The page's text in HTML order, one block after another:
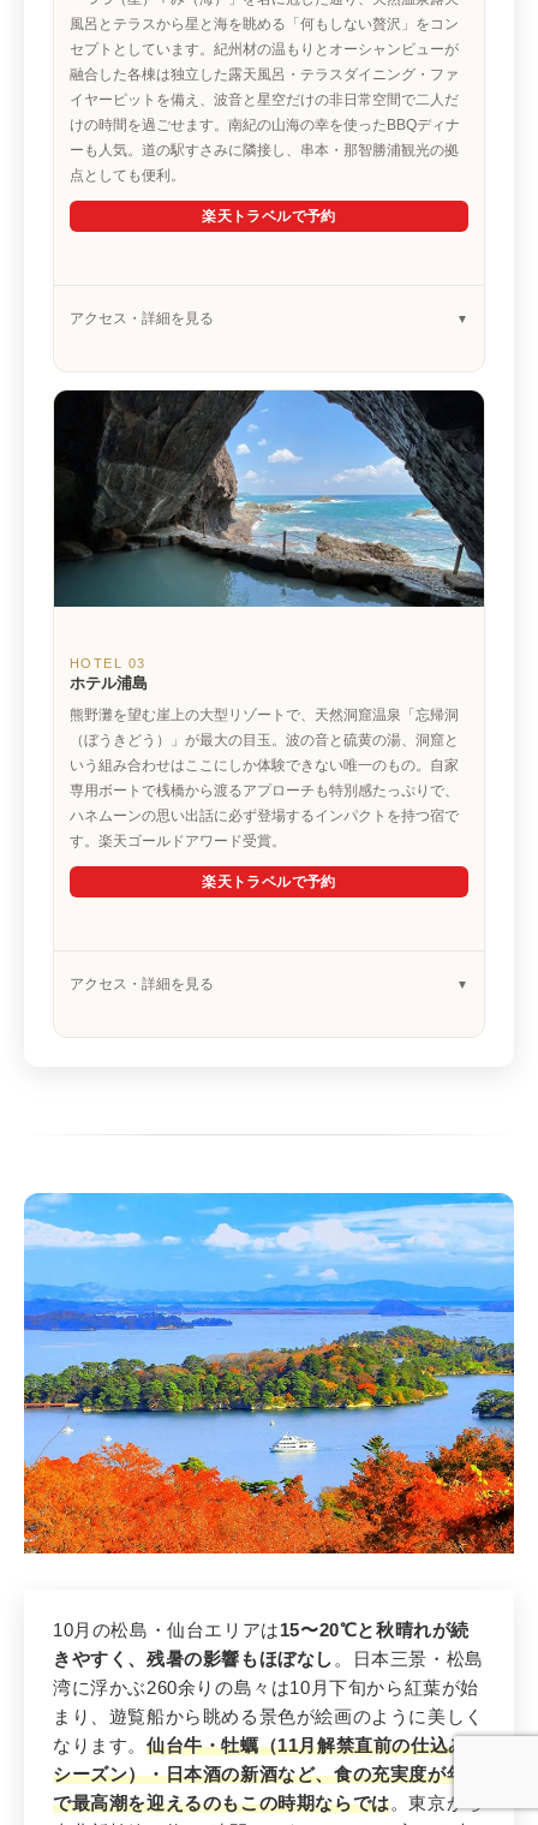
風呂とテラスから星と海を眺める「何もしない贅沢」をコン
セプトとしています。紀州材の温もりとオーシャンビューが
融合した各棟は独立した露天風呂・テラスダイニング・ファ
イヤーピットを備え、波音と星空だけの非日常空間で二人だ
けの時間を過ごせます。南紀の山海の幸を使ったBBQディナ
ーも人気。道の駅すさみに隣接し、串本・那智勝浦観光の拠
点としても便利。
楽天トラベルで予約
アクセス・詳細を見る
HOTEL 03
ホテル浦島
熊野灘を望む崖上の大型リゾートで、天然洞窟温泉「忘帰洞
（ぼうきどう）」が最大の目玉。波の音と硫黄の湯、洞窟と
いう組み合わせはここにしか体験できない唯一のもの。自家
専用ボートで桟橋から渡るアプローチも特別感たっぷりで、
ハネムーンの思い出話に必ず登場するインパクトを持つ宿で
す。楽天ゴールドアワード受賞。
楽天トラベルで予約
アクセス・詳細を見る
先輩花嫁おすすめ 4位
松島・仙台（宮城）
日本三景 × 秋保温泉 × 食の充実度が
急上昇！新幹線で気軽に行ける東北ハ
ネムーン
10月の松島・仙台エリアは15〜20℃と秋晴れが続
きやすく、残暑の影響もほぼなし 。日本三景・松島
湾に浮かぶ260余りの島々は10月下旬から紅葉が始
まり、遊覧船から眺める景色が絵画のように美しく
なります。 仙台牛・牡蠣（11月解禁直前の仕込み
シーズン）・日本酒の新酒など、食の充実度が年間
で最高潮を迎えるのもこの時期ならでは。東京から